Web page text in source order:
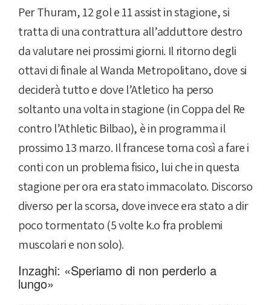
Per Thuram, 12 gol e 11 assist in stagione, si
tratta di una contrattura all’adduttore destro
da valutare nei prossimi giorni. Il ritorno degli
ottavi di finale al Wanda Metropolitano, dove si
deciderà tutto e dove l’Atletico ha perso
soltanto una volta in stagione (in Coppa del Re
contro l’Athletic Bilbao), è in programma il
prossimo 13 marzo. Il francese torna così a fare i
conti con un problema fisico, lui che in questa
stagione per ora era stato immacolato. Discorso
diverso per la scorsa, dove invece era stato a dir
poco tormentato (5 volte k.o fra problemi
muscolari e non solo).
Inzaghi: «Speriamo di non perderlo a
lungo»